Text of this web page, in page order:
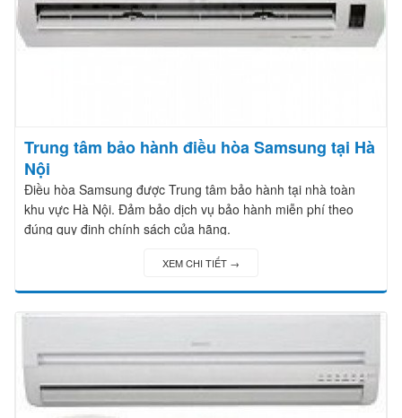
Trung tâm bảo hành điều hòa Samsung tại Hà
Nội
Điều hòa Samsung được Trung tâm bảo hành tại nhà toàn
khu vực Hà Nội. Đảm bảo dịch vụ bảo hành miễn phí theo
đúng quy định chính sách của hãng.
XEM CHI TIẾT →